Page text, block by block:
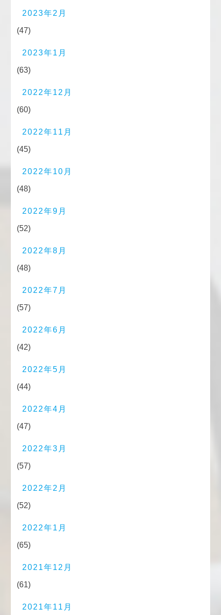
2023年2月
(47)
2023年1月
(63)
2022年12月
(60)
2022年11月
(45)
2022年10月
(48)
2022年9月
(52)
2022年8月
(48)
2022年7月
(57)
2022年6月
(42)
2022年5月
(44)
2022年4月
(47)
2022年3月
(57)
2022年2月
(52)
2022年1月
(65)
2021年12月
(61)
2021年11月